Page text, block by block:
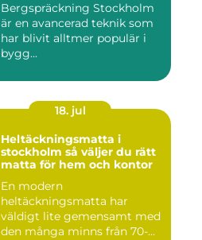
Bergspräckning Stockholm
är en avancerad teknik som
har blivit alltmer populär i
bygg...
18. jul
Heltäckningsmatta i
stockholm så väljer du rätt
matta för hem och kontor
En modern
heltäckningsmatta har
väldigt lite gemensamt med
den många minns från 70-